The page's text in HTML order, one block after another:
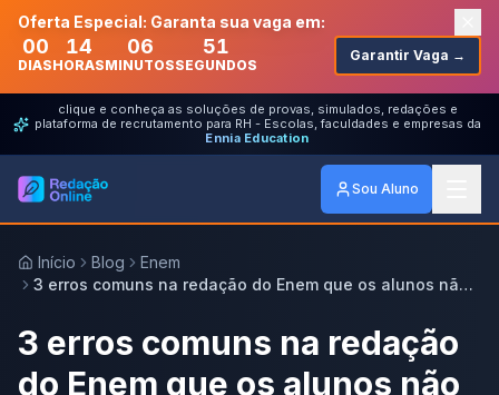
Oferta Especial: Garanta sua vaga em:
00
DIAS
14
HORAS
06
MINUTOS
51
SEGUNDOS
Garantir Vaga →
clique e conheça as soluções de provas, simulados, redações e
plataforma de recrutamento para RH - Escolas, faculdades e empresas da
Ennia Education
Sou Aluno
Início Blog
Enem
3 erros comuns na redação do Enem que os alunos não
3 erros comuns na redação
do Enem que os alunos não